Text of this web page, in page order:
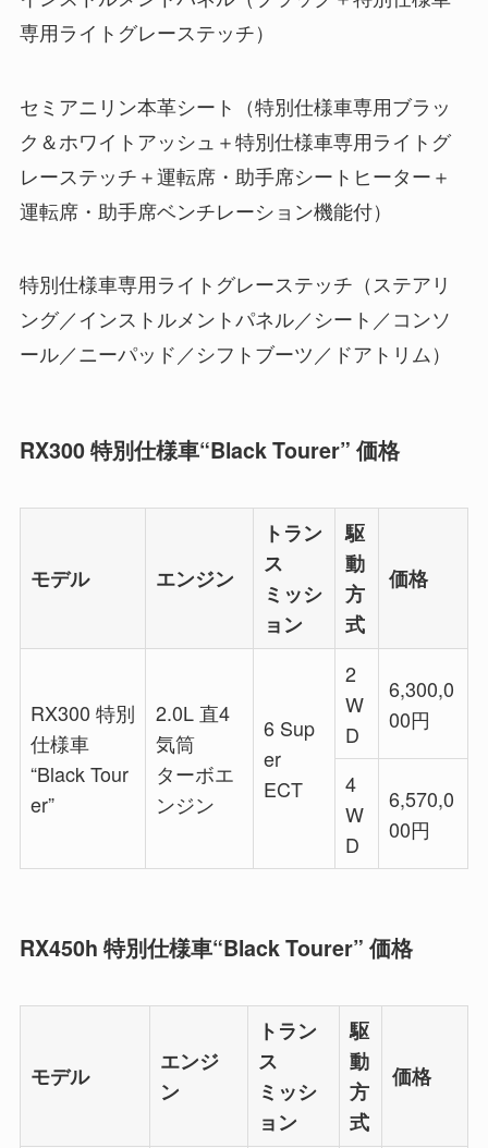
専用ライトグレーステッチ）
セミアニリン本革シート（特別仕様車専用ブラッ
ク＆ホワイトアッシュ＋特別仕様車専用ライトグ
レーステッチ＋運転席・助手席シートヒーター＋
運転席・助手席ベンチレーション機能付）
特別仕様車専用ライトグレーステッチ（ステアリ
ング／インストルメントパネル／シート／コンソ
ール／ニーパッド／シフトブーツ／ドアトリム）
RX300 特別仕様車“Black Tourer” 価格
モデル エンジン
トラン
ス
ミッシ
ョン
駆
動
方
式
価格
RX300 特別
仕様車
“Black Tour
er”
2.0L 直4
気筒
ターボエ
ンジン
6 Sup
er
ECT
2
W
D
6,300,0
00円
4
W
D
6,570,0
00円
RX450h 特別仕様車“Black Tourer” 価格
モデル
エンジ
ン
トラン
ス
ミッシ
ョン
駆
動
方
式
価格